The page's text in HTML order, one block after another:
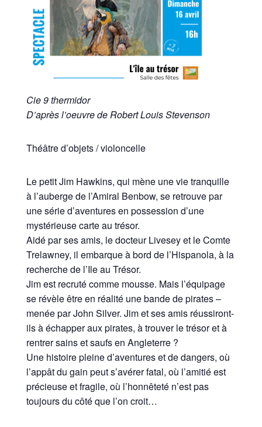
Cie 9 thermidor
D’après l’oeuvre de Robert Louis Stevenson
Théâtre d’objets / violoncelle
Le petit Jim Hawkins, qui mène une vie tranquille
à l’auberge de l’Amiral Benbow, se retrouve par
une série d’aventures en possession d’une
mystérieuse carte au trésor.
Aidé par ses amis, le docteur Livesey et le Comte
Trelawney, il embarque à bord de l’Hispanola, à la
recherche de l’Ile au Trésor.
Jim est recruté comme mousse. Mais l’équipage
se révèle être en réalité une bande de pirates –
menée par John Silver. Jim et ses amis réussiront-
ils à échapper aux pirates, à trouver le trésor et à
rentrer sains et saufs en Angleterre ?
Une histoire pleine d’aventures et de dangers, où
l’appât du gain peut s’avérer fatal, où l’amitié est
précieuse et fragile, où l’honnêteté n’est pas
toujours du côté que l’on croit…